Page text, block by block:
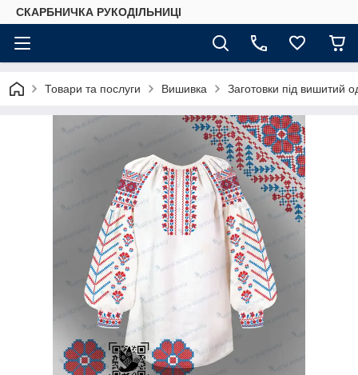
СКАРБНИЧКА РУКОДІЛЬНИЦІ
Товари та послуги Вишивка Заготовки під вишитий